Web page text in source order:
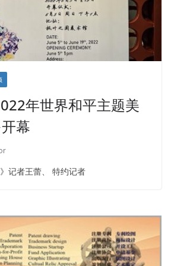
年世界和平主题美
幕
记者王蕾、 特约记者